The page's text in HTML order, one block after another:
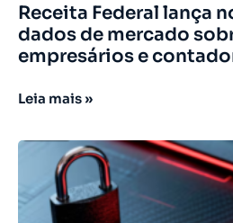
Receita Federal lança
dados de mercado
empresários e
Leia mais »